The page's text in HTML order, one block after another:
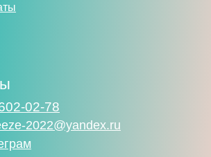
02-78
2022@yandex.ru